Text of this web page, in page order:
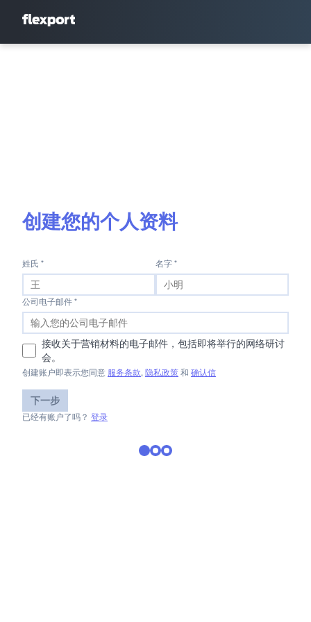
创建您的个人资料
姓氏 * 名字 *
公司电子邮件 *
接收关于营销材料的电子邮件，包括即将举行的网络研讨
会。
创建账户即表示您同意 服务条款, 隐私政策 和 确认信
下一步
已经有账户了吗？ 登录